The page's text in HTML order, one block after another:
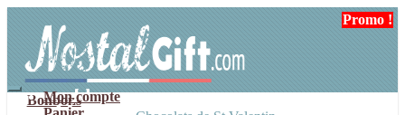
navigation
contenu
Mon compte
Bonbons
Promo !